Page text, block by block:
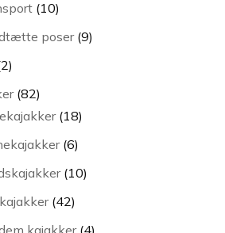
1010
varer
poser 99
22
varer
8282
varer1818
66
varer
1010
4242
varer
kajakker 44